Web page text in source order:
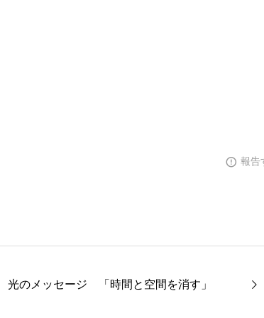
報告
光のメッセージ 「時間と空間を消す」